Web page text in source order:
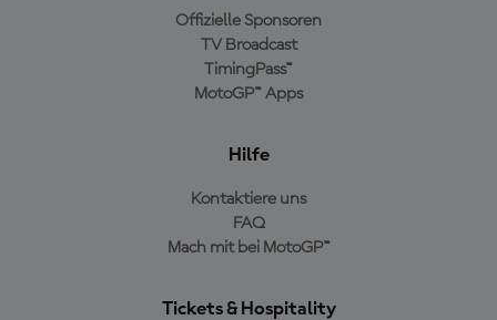
Offizielle Sponsoren
TV Broadcast
TimingPass™
MotoGP™ Apps
Hilfe
Kontaktiere uns
FAQ
Mach mit bei MotoGP™
Tickets & Hospitality